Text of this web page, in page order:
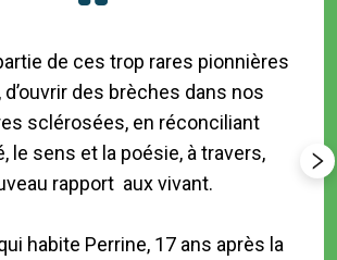
de ces trop rares pionnières
d’ouvrir des brèches dans nos
sclérosées, en réconciliant
le sens et la poésie, à travers,
rapport  aux vivant.
habite Perrine, 17 ans après la